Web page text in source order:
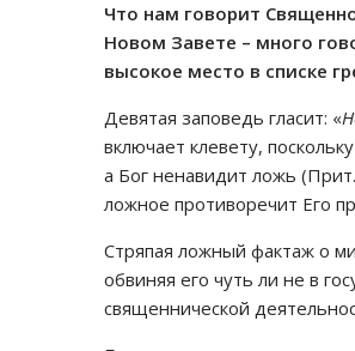
Что нам говорит
Новом Завете – много
высокое место в списке
Девятая заповедь гласит: «
включает клевету,
а Бог ненавидит ложь
ложное противоречит Его
Стряпая ложный фактаж о
обвиняя его чуть ли не в
священнической